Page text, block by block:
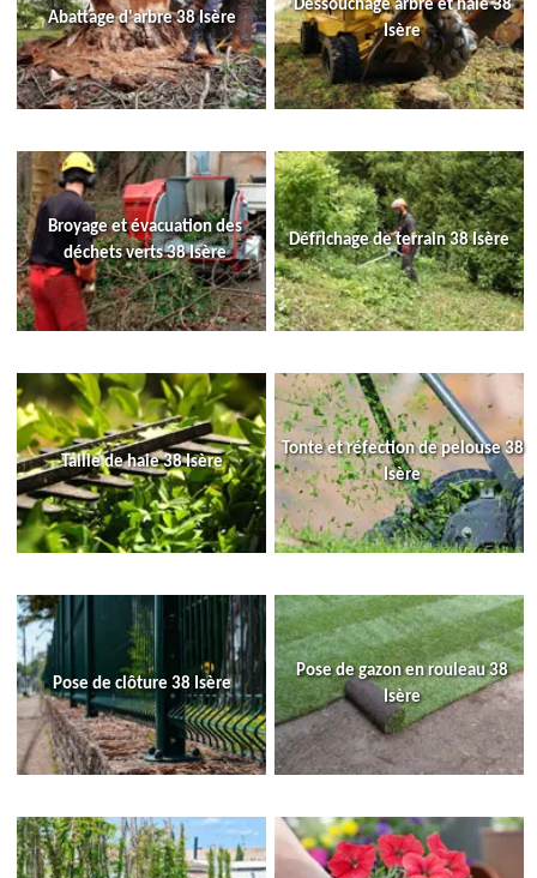
Abattage d'arbre 38 Isère
Dessouchage arbre et haie 38
Isère
Broyage et évacuation des
déchets verts 38 Isère
Défrichage de terrain 38 Isère
Taille de haie 38 Isère
Tonte et réfection de pelouse 38
Isère
Pose de clôture 38 Isère
Pose de gazon en rouleau 38
Isère